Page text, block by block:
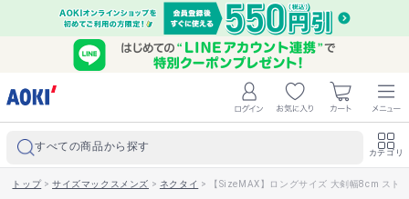
すべての商品から探す カテゴリ
トップ>サイズマックスメンズ > ネクタイ > 【SizeMAX】ロングサイズ 大剣幅8cm スト